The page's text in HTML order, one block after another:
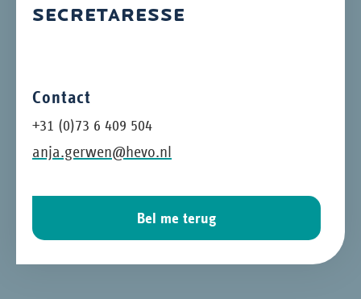
SECRETARESSE
Contact
+31 (0)73 6 409 504
anja.gerwen@hevo.nl
Bel me terug